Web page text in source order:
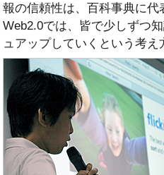
報の信頼性は、百科事典に
Web2.0では、皆で少しずつ
ュアップしていくという考